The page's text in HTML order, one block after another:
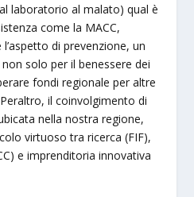
laboratorio al malato) qual è
come la MACC,
di prevenzione, un
solo per il benessere dei
fondi regionale per altre
il coinvolgimento di
nella nostra regione,
virtuoso tra ricerca (FIF),
e imprenditoria innovativa